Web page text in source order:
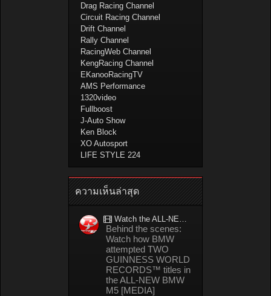
Drag Racing Channel
Circuit Racing Channel
Drift Channel
Rally Channel
RacingWeb Channel
KengRacing Channel
EKanooRacingTV
AMS Performance
1320video
Fullboost
J-Auto Show
Ken Block
XO Autosport
LIFE STYLE 224
ความเห็นล่าสุด
Watch the ALL-NEW BMW M5 refuel mid-drift to take TWO GUINNESS WORLD RECORDS™ titles
Behind the scenes:
Watch how BMW
attempted TWO
GUINNESS WORLD
RECORDS™ titles in
the ALL-NEW BMW
M5 [MEDIA]